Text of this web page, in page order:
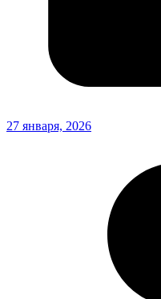
27 января, 2026